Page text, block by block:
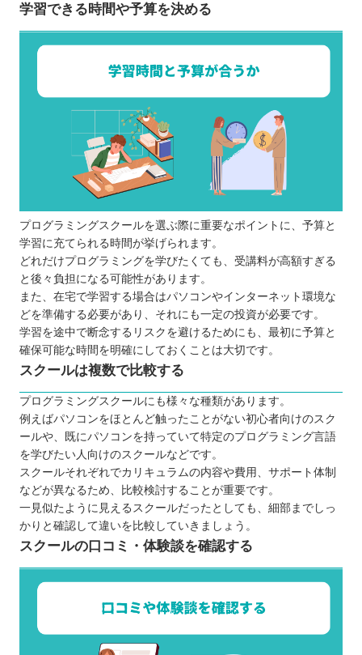
学習できる時間や予算を決める
プログラミングスクールを選ぶ際に重要なポイントに、予算と
学習に充てられる時間が挙げられます。
どれだけプログラミングを学びたくても、受講料が高額すぎる
と後々負担になる可能性があります。
また、在宅で学習する場合はパソコンやインターネット環境な
どを準備する必要があり、それにも一定の投資が必要です。
学習を途中で断念するリスクを避けるためにも、最初に予算と
確保可能な時間を明確にしておくことは大切です。
スクールは複数で比較する
プログラミングスクールにも様々な種類があります。
例えばパソコンをほとんど触ったことがない初心者向けのスク
ールや、既にパソコンを持っていて特定のプログラミング言語
を学びたい人向けのスクールなどです。
スクールそれぞれでカリキュラムの内容や費用、サポート体制
などが異なるため、比較検討することが重要です。
一見似たように見えるスクールだったとしても、細部までしっ
かりと確認して違いを比較していきましょう。
スクールの口コミ・体験談を確認する